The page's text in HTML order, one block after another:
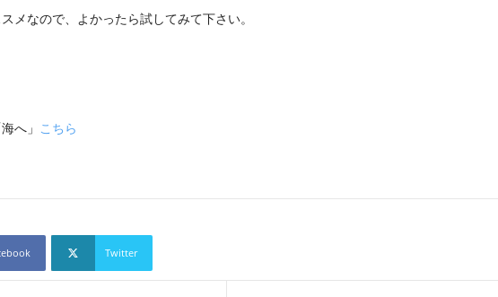
メなので、よかったら試してみて下さい。
へ」 こちら
Twitter